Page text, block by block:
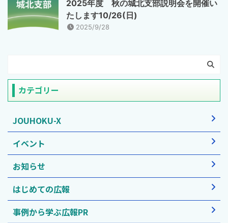
2025年度 秋の城北支部説明会を開催い
たします10/26(日)
2025/9/28
カテゴリー
JOUHOKU-X
イベント
お知らせ
はじめての広報
事例から学ぶ広報PR